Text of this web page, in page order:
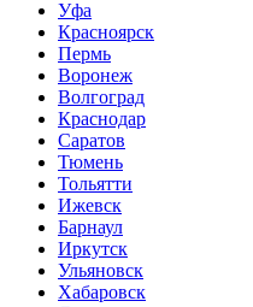
Уфа
Красноярск
Пермь
Воронеж
Волгоград
Краснодар
Саратов
Тюмень
Тольятти
Ижевск
Барнаул
Иркутск
Ульяновск
Хабаровск